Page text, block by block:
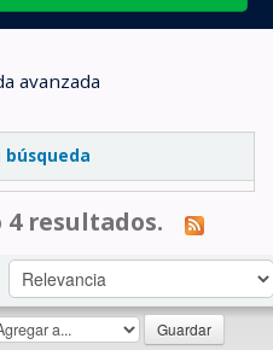
avanzada
búsqueda
resultados.